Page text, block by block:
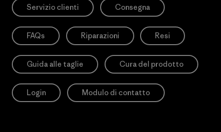
Servizio clienti Consegna
FAQs Riparazioni Resi
Guida alle taglie Cura del prodotto
Login Modulo di contatto